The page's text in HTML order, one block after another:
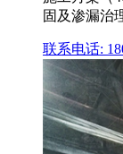
固及渗漏治
联系电话: